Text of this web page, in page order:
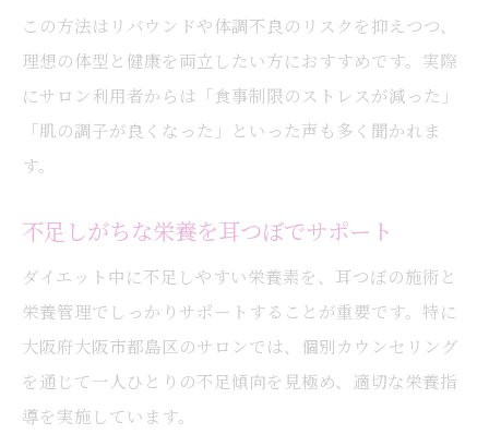
この方法はリバウンドや体調不良のリスクを抑えつつ、
理想の体型と健康を両立したい方におすすめです。実際
にサロン利用者からは「食事制限のストレスが減った」
「肌の調子が良くなった」といった声も多く聞かれま
す。
不足しがちな栄養を耳つぼでサポート
ダイエット中に不足しやすい栄養素を、耳つぼの施術と
栄養管理でしっかりサポートすることが重要です。特に
大阪府大阪市都島区のサロンでは、個別カウンセリング
を通じて一人ひとりの不足傾向を見極め、適切な栄養指
導を実施しています。